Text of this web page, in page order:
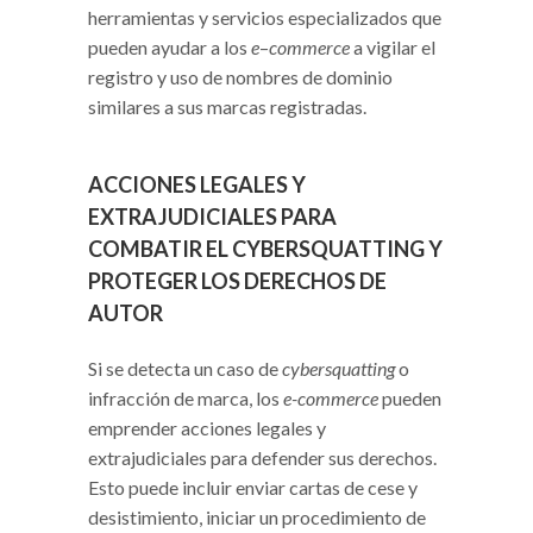
herramientas y servicios especializados que
pueden ayudar a los e–commercea vigilar el
registro y uso de nombres de dominio
similares a sus marcas registradas.
ACCIONES LEGALES Y
EXTRAJUDICIALES PARA
COMBATIR EL CYBERSQUATTING Y
PROTEGER LOS DERECHOS DE
AUTOR
Si se detecta un caso decybersquattingo
infracción de marca, los e-commercepueden
emprender acciones legales y
extrajudiciales para defender sus derechos.
Esto puede incluir enviar cartas de cese y
desistimiento, iniciar un procedimiento de